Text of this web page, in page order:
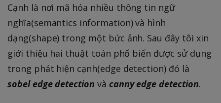
Cạnh là nơi mã hóa nhiều thông tin ngữ
nghĩa(semantics information) và hình
dạng(shape) trong một bức ảnh. Sau đây tôi xin
giới thiệu hai thuật toán phổ biến được sử dụng
trong phát hiện cạnh(edge detection) đó là
sobel edge detection và canny edge detection.